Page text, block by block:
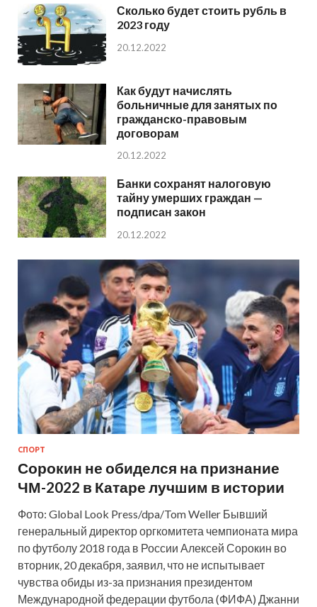
Сколько будет стоить рубль в
2023 году
20.12.2022
Как будут начислять
больничные для занятых по
гражданско-правовым
договорам
20.12.2022
Банки сохранят налоговую
тайну умерших граждан —
подписан закон
20.12.2022
СПОРТ
Сорокин не обиделся на признание
ЧМ-2022 в Катаре лучшим в истории
Фото: Global Look Press/dpa/Tom Weller Бывший
генеральный директор оргкомитета чемпионата мира
по футболу 2018 года в России Алексей Сорокин во
вторник, 20 декабря, заявил, что не испытывает
чувства обиды из-за признания президентом
Международной федерации футбола (ФИФА) Джанни